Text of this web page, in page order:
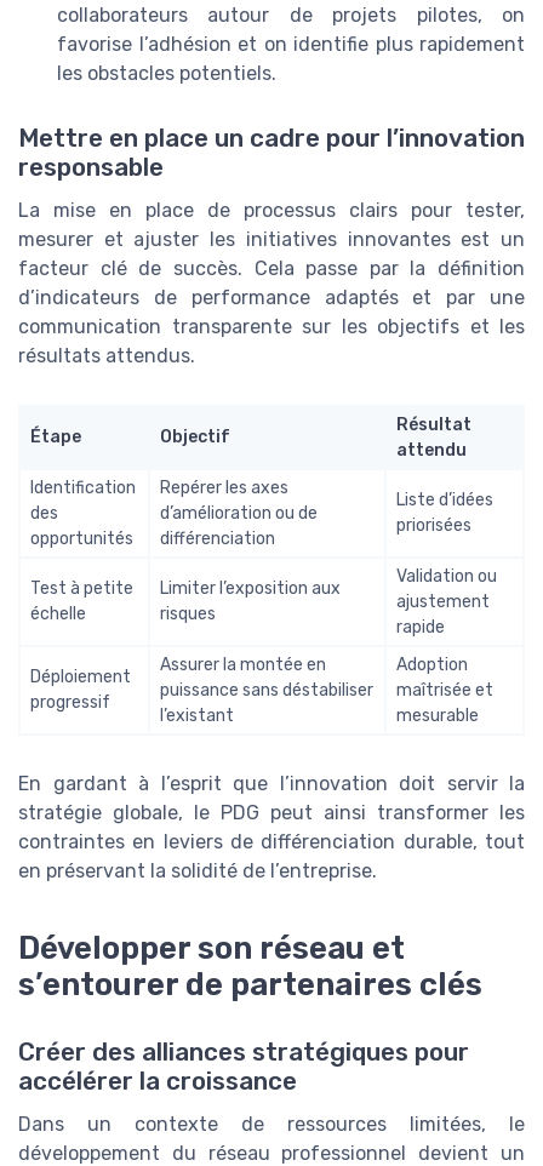
collaborateurs autour de projets pilotes, on
favorise l’adhésion et on identifie plus rapidement
les obstacles potentiels.
Mettre en place un cadre pour l’innovation
responsable
La mise en place de processus clairs pour tester,
mesurer et ajuster les initiatives innovantes est un
facteur clé de succès. Cela passe par la définition
d’indicateurs de performance adaptés et par une
communication transparente sur les objectifs et les
résultats attendus.
Étape Objectif
Résultat
attendu
Identification
des
opportunités
Repérer les axes
d’amélioration ou de
différenciation
Liste d’idées
priorisées
Test à petite
échelle
Limiter l’exposition aux
risques
Validation ou
ajustement
rapide
Déploiement
progressif
Assurer la montée en
puissance sans déstabiliser
l’existant
Adoption
maîtrisée et
mesurable
En gardant à l’esprit que l’innovation doit servir la
stratégie globale, le PDG peut ainsi transformer les
contraintes en leviers de différenciation durable, tout
en préservant la solidité de l’entreprise.
Développer son réseau et
s’entourer de partenaires clés
Créer des alliances stratégiques pour
accélérer la croissance
Dans un contexte de ressources limitées, le
développement du réseau professionnel devient un